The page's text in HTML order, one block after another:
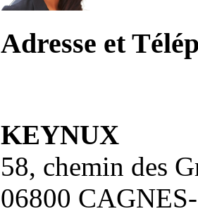
Adresse et
KEYNUX
58, chemin des
06800